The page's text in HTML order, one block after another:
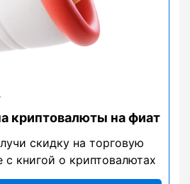
криптовалюты на фиат
скидку на торговую
книгой о криптовалютах